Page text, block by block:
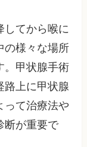
してから喉に
の様々な場所
。甲状腺手術
路上に甲状腺
って治療法や
断が重要で